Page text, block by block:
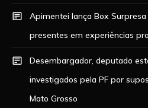
Apimentei lança Box
presentes em experiências
Desembargador, deputado
investigados pela PF por
Mato Grosso